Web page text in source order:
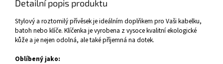
Detailní popis produktu
Stylový a roztomilý přívěsek je ideálním doplňkem pro Vaši kabelku,
batoh nebo klíče. Klíčenka je vyrobena z vysoce kvalitní ekologické
kůže a je nejen odolná, ale také příjemná na dotek.
Oblíbený jako: